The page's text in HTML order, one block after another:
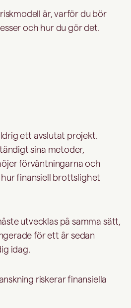
är, varför du bör
och hur du gör det.
ett avslutat projekt.
sina metoder,
förväntningarna och
finansiell brottslighet
utvecklas på samma sätt,
för ett år sedan
idag.
riskerar finansiella